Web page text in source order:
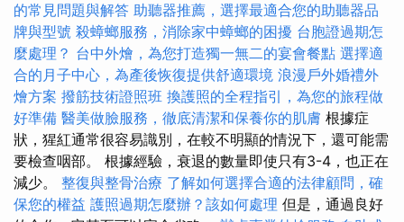
的常見問題與解答 助聽器推薦，選擇最適合您的助聽器品
牌與型號 殺蟑螂服務，消除家中蟑螂的困擾 台胞證過期怎
麼處理？ 台中外燴，為您打造獨一無二的宴會餐點 選擇適
合的月子中心，為產後恢復提供舒適環境 浪漫戶外婚禮外
燴方案 撥筋技術證照班 換護照的全程指引，為您的旅程做
好準備 醫美做臉服務，徹底清潔和保養你的肌膚 根據症
狀，猩紅通常很容易識別，在較不明顯的情況下，還可能需
要檢查咽部。 根據經驗，衰退的數量即使只有3-4，也正在
減少。 整復與整骨治療 了解如何選擇合適的法律顧問，確
保您的權益 護照過期怎麼辦？該如何處理 但是，通過良好